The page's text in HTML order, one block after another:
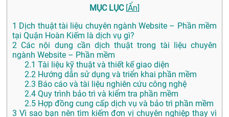
MỤC LỤC [Ẩn]
1 Dịch thuật tài liệu chuyên ngành Website – Phần mềm
tại Quận Hoàn Kiếm là dịch vụ gì?
2 Các nội dung cần dịch thuật trong tài liệu chuyên
ngành Website – Phần mềm
2.1 Tài liệu kỹ thuật và thiết kế giao diện
2.2 Hướng dẫn sử dụng và triển khai phần mềm
2.3 Báo cáo và tài liệu nghiên cứu công nghệ
2.4 Quy trình bảo trì và kiểm tra phần mềm
2.5 Hợp đồng cung cấp dịch vụ và bảo trì phần mềm
3 Vì sao bạn nên tìm kiếm đơn vị chuyên nghiệp thay vì